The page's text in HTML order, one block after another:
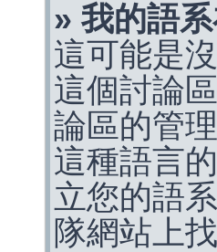
» 我的語
這可能是
這個討論
論區的管
這種語言
立您的語
隊網站上